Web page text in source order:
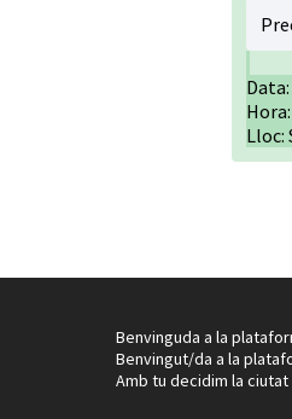
Lloc:
Benvinguda a la
Benvingut/da a la
Amb tu decidim la